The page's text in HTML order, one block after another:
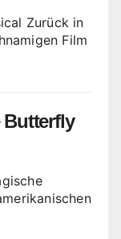
Zurück in
Film
Butterfly